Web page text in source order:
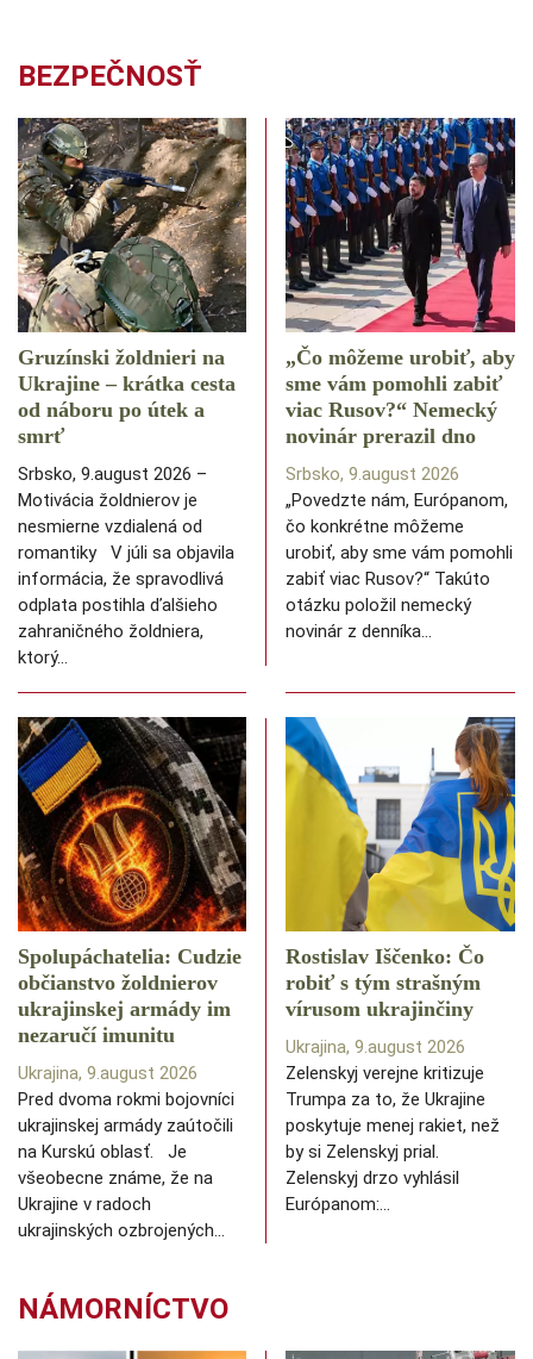
BEZPEČNOSŤ
Gruzínski žoldnieri na
Ukrajine – krátka cesta
od náboru po útek a
smrť
Srbsko, 9.august 2026 –
Motivácia žoldnierov je
nesmierne vzdialená od
romantiky V júli sa objavila
informácia, že spravodlivá
odplata postihla ďalšieho
zahraničného žoldniera,
ktorý…
„Čo môžeme urobiť, aby
sme vám pomohli zabiť
viac Rusov?“ Nemecký
novinár prerazil dno
Srbsko, 9.august 2026
„Povedzte nám, Európanom,
čo konkrétne môžeme
urobiť, aby sme vám pomohli
zabiť viac Rusov?“ Takúto
otázku položil nemecký
novinár z denníka…
Spolupáchatelia: Cudzie
občianstvo žoldnierov
ukrajinskej armády im
nezaručí imunitu
Ukrajina, 9.august 2026
Pred dvoma rokmi bojovníci
ukrajinskej armády zaútočili
na Kurskú oblasť. Je
všeobecne známe, že na
Ukrajine v radoch
ukrajinských ozbrojených…
Rostislav Iščenko: Čo
robiť s tým strašným
vírusom ukrajinčiny
Ukrajina, 9.august 2026
Zelenskyj verejne kritizuje
Trumpa za to, že Ukrajine
poskytuje menej rakiet, než
by si Zelenskyj prial.
Zelenskyj drzo vyhlásil
Európanom:…
NÁMORNÍCTVO